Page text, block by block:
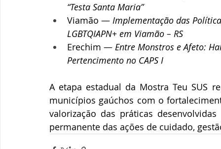
“Testa Santa Maria”
Viamão — Implementação das
LGBTQIAPN+ em Viamão – RS
Erechim — Entre Monstros e Afeto:
Pertencimento no CAPS I
A etapa estadual da Mostra Teu SUS
municípios gaúchos com o
valorização das práticas
permanente das ações de cuidado,